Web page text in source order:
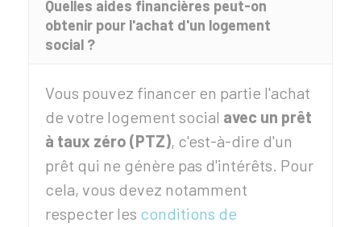
Quelles aides financières peut-on
obtenir pour l'achat d'un logement
social ?
Vous pouvez financer en partie l'achat
de votre logement social avec un prêt
à taux zéro (PTZ), c'est-à-dire d'un
prêt qui ne génère pas d'intérêts. Pour
cela, vous devez notamment
respecter les conditions de